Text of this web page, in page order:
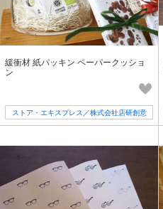
緩衝材 紙パッキン ペーパークッショ
ン
ストア・エキスプレス／株式会社店研創意